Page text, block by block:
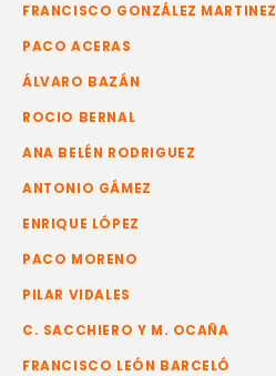
FRANCISCO GONZÁLEZ MARTINEZ
PACO ACERAS
ÁLVARO BAZÁN
ROCIO BERNAL
ANA BELÉN RODRIGUEZ
ANTONIO GÁMEZ
ENRIQUE LÓPEZ
PACO MORENO
PILAR VIDALES
C. SACCHIERO Y M. OCAÑA
FRANCISCO LEÓN BARCELÓ